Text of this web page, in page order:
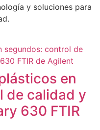
y soluciones para
en
de calidad y
630 FTIR